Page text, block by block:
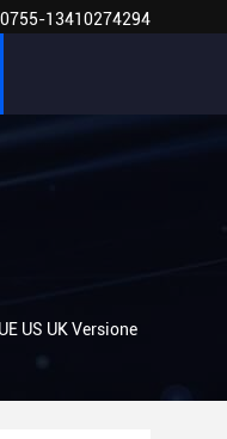
13410274294
US UK Versione